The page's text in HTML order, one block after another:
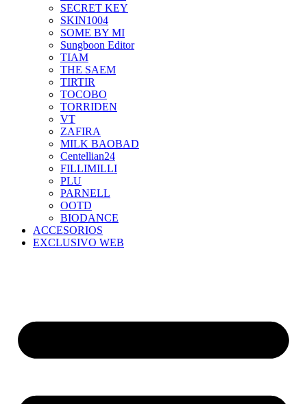
SECRET KEY
SKIN1004
SOME BY MI
Sungboon Editor
TIAM
THE SAEM
TIRTIR
TOCOBO
TORRIDEN
VT
ZAFIRA
MILK BAOBAD
Centellian24
FILLIMILLI
PLU
PARNELL
OOTD
BIODANCE
ACCESORIOS
EXCLUSIVO WEB